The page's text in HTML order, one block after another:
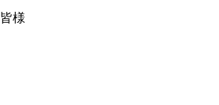
様